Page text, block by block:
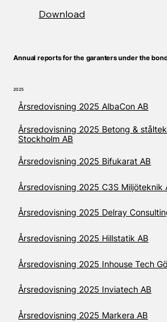
Download
Annual reports for the garanters under the
2025
Årsredovisning 2025 AlbaCon AB
Årsredovisning 2025 Betong &
Stockholm AB
Årsredovisning 2025 Bifukarat AB
Årsredovisning 2025 C3S Miljöteknik
Årsredovisning 2025 Delray
Årsredovisning 2025 Hillstatik AB
Årsredovisning 2025 Inhouse Tech
Årsredovisning 2025 Inviatech AB
Årsredovisning 2025 Markera AB